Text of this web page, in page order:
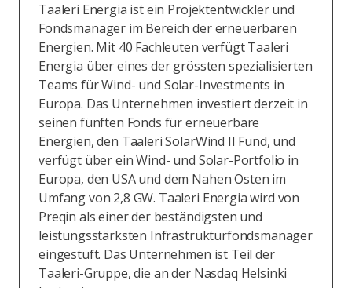
Taaleri Energia ist ein Projektentwickler und
Fondsmanager im Bereich der erneuerbaren
Energien. Mit 40 Fachleuten verfügt Taaleri
Energia über eines der grössten spezialisierten
Teams für Wind- und Solar-Investments in
Europa. Das Unternehmen investiert derzeit in
seinen fünften Fonds für erneuerbare
Energien, den Taaleri SolarWind II Fund, und
verfügt über ein Wind- und Solar-Portfolio in
Europa, den USA und dem Nahen Osten im
Umfang von 2,8 GW. Taaleri Energia wird von
Preqin als einer der beständigsten und
leistungsstärksten Infrastrukturfondsmanager
eingestuft. Das Unternehmen ist Teil der
Taaleri-Gruppe, die an der Nasdaq Helsinki